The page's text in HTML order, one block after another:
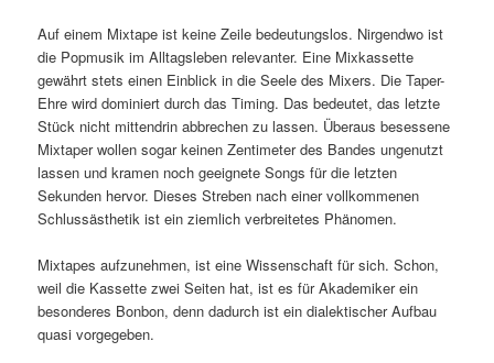
Auf einem Mixtape ist keine Zeile bedeutungslos. Nirgendwo ist
die Popmusik im Alltagsleben relevanter. Eine Mixkassette
gewährt stets einen Einblick in die Seele des Mixers. Die Taper-
Ehre wird dominiert durch das Timing. Das bedeutet, das letzte
Stück nicht mittendrin abbrechen zu lassen. Überaus besessene
Mixtaper wollen sogar keinen Zentimeter des Bandes ungenutzt
lassen und kramen noch geeignete Songs für die letzten
Sekunden hervor. Dieses Streben nach einer vollkommenen
Schlussästhetik ist ein ziemlich verbreitetes Phänomen.
Mixtapes aufzunehmen, ist eine Wissenschaft für sich. Schon,
weil die Kassette zwei Seiten hat, ist es für Akademiker ein
besonderes Bonbon, denn dadurch ist ein dialektischer Aufbau
quasi vorgegeben.